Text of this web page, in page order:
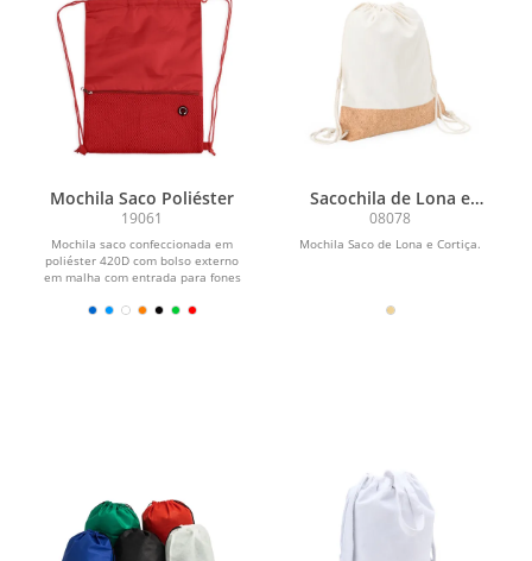
Mochila Saco Poliéster
19061
Mochila saco confeccionada em
poliéster 420D com bolso externo
em malha com entrada para fones
Sacochila de Lona e
Cortiça
08078
Mochila Saco de Lona e Cortiça.